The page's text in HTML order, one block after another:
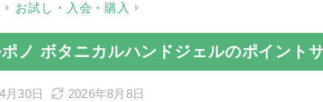
お試し・入会・購入
ノ ボタニカルハンドジェルのポイント
月30日 2026年8月8日